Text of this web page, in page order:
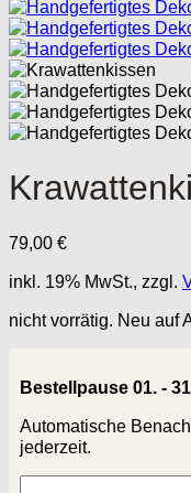
79,00 €
inkl. 19% MwSt., zzgl.
nicht vorrätig. Neu auf
Bestellpause 01. -
Automatische
jederzeit.